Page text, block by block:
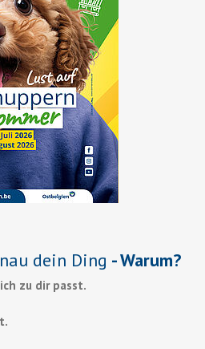
dein Ding - Warum?
zu dir passt.